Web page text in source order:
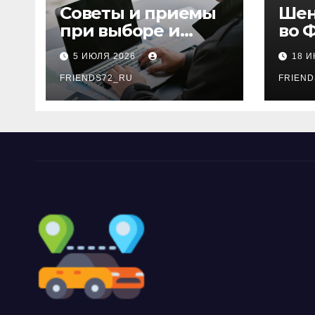
Советы и приемы
при выборе и
бронировании
авиабилетов
5 ИЮЛЯ 2026
FRIENDS72_RU
во
18